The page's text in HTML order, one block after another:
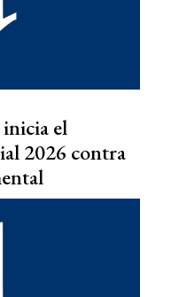
el
2026 contra